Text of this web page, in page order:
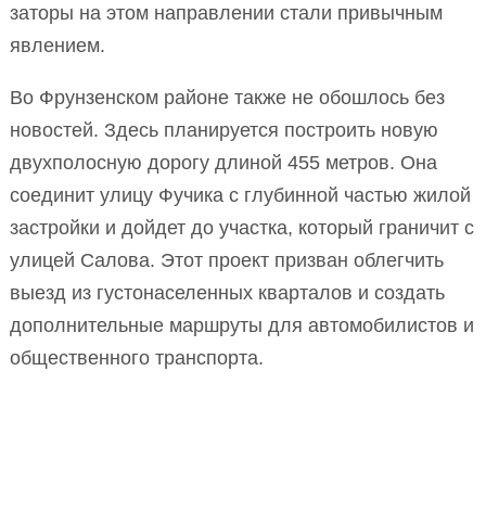
заторы на этом направлении стали привычным
явлением.
Во Фрунзенском районе также не обошлось без
новостей. Здесь планируется построить новую
двухполосную дорогу длиной 455 метров. Она
соединит улицу Фучика с глубинной частью жилой
застройки и дойдет до участка, который граничит с
улицей Салова. Этот проект призван облегчить
выезд из густонаселенных кварталов и создать
дополнительные маршруты для автомобилистов и
общественного транспорта.